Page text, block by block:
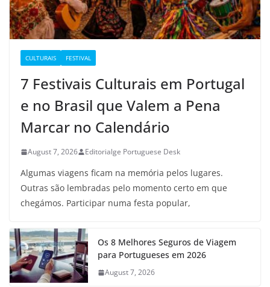
CULTURAIS FESTIVAL
7 Festivais Culturais em Portugal
e no Brasil que Valem a Pena
Marcar no Calendário
August 7, 2026 Editorialge Portuguese Desk
Algumas viagens ficam na memória pelos lugares.
Outras são lembradas pelo momento certo em que
chegámos. Participar numa festa popular,
Os 8 Melhores Seguros de Viagem
para Portugueses em 2026
August 7, 2026